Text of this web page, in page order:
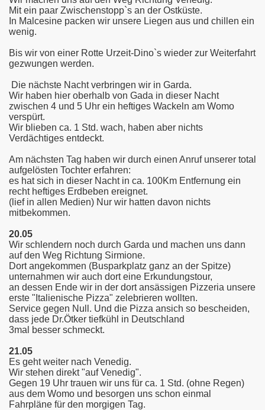
Mit ein paar Zwischenstopp`s an der Ostküste.
In Malcesine packen wir unsere Liegen aus und chillen ein
wenig.
Bis wir von einer Rotte Urzeit-Dino`s wieder zur Weiterfahrt
gezwungen werden.
Die nächste Nacht verbringen wir in Garda.
Wir haben hier oberhalb von Gada in dieser Nacht
zwischen 4 und 5 Uhr ein heftiges Wackeln am Womo
verspürt.
Wir blieben ca. 1 Std. wach, haben aber nichts
Verdächtiges entdeckt.
Am nächsten Tag haben wir durch einen Anruf unserer total
aufgelösten Tochter erfahren:
es hat sich in dieser Nacht in ca. 100Km Entfernung ein
recht heftiges Erdbeben ereignet.
(lief in allen Medien) Nur wir hatten davon nichts
mitbekommen.
20.05
Wir schlendern noch durch Garda und machen uns dann
auf den Weg Richtung Sirmione.
Dort angekommen (Busparkplatz ganz an der Spitze)
unternahmen wir auch dort eine Erkundungstour,
an dessen Ende wir in der dort ansässigen Pizzeria unsere
erste "Italienische Pizza" zelebrieren wollten.
Service gegen Null. Und die Pizza ansich so bescheiden,
dass jede Dr.Ötker tiefkühl in Deutschland
3mal besser schmeckt.
21.05
Es geht weiter nach Venedig.
Wir stehen direkt "auf Venedig".
Gegen 19 Uhr trauen wir uns für ca. 1 Std. (ohne Regen)
aus dem Womo und besorgen uns schon einmal
Fahrpläne für den morgigen Tag.